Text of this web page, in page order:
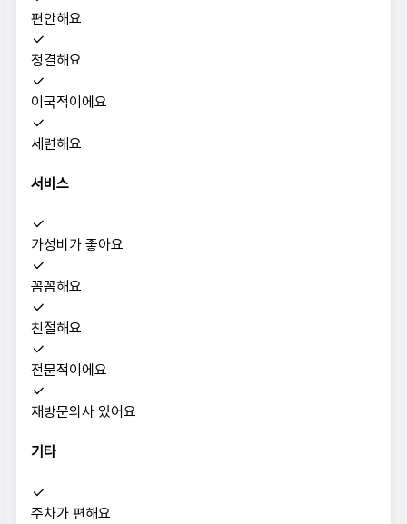
편안해요
청결해요
이국적이에요
세련해요
서비스
가성비가 좋아요
꼼꼼해요
친절해요
전문적이에요
재방문의사 있어요
기타
주차가 편해요